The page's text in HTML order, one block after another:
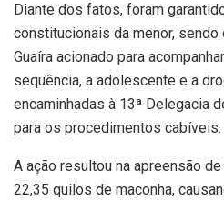
Diante dos fatos, foram
constitucionais da menor, sendo
Guaíra acionado para
sequência, a adolescente e a
encaminhadas à 13ª Delegacia
para os procedimentos cabíveis.
A ação resultou na apreensão
22,35 quilos de maconha,